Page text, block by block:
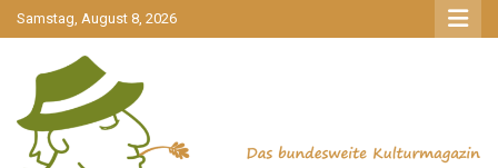
gehe
zum
Samstag, August 8, 2026